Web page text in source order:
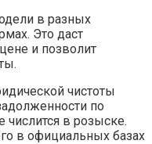
в разных
Это даст
и позволит
чистоты
по
в розыске.
в официальных базах